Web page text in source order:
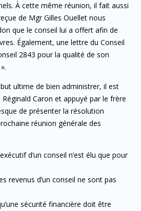
À cette même réunion, il fait aussi
de Mgr Gilles Ouellet nous
que le conseil lui a offert afin de
Également, une lettre du Conseil
2843 pour la qualité de son
ultime de bien administrer, il est
Caron et appuyé par le frère
de présenter la résolution
réunion générale des
d’un conseil n’est élu que pour
revenus d’un conseil ne sont pas
sécurité financière doit être